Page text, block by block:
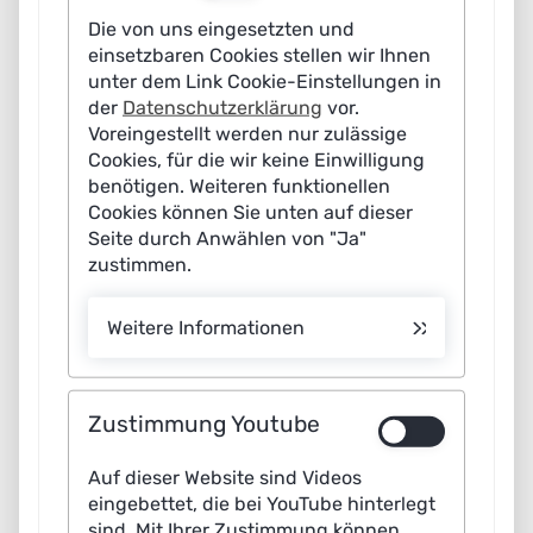
eine leistungsfähige digitale Infrastruktur, die
sicherstellt, dass KI-Algorithmen reibungslos integriert
und ausgeführt werden. Nicht zuletzt braucht es die
nötige KI-Kompetenz auf Seiten der Nutzerinnen und
Nutzer. Dabei geht es weniger um Fachkenntnisse in
den Bereichen Data Science, Machine Learning oder KI-
Engineering, sondern vielmehr um einen informierten,
fachgerechten und kritischen Umgang der
Arbeitsalltag. Nur so kann der Nutzen der Technologie
optimal entfaltet werden.
Neben solchen Voraussetzungen zeigen sich auch
typische Hürden, die den KI-Einsatz erschweren.
Besonders die Ausgestaltung und Einhaltung von
Datenschutzrichtlinien, welche die Nutzung und
Die von uns eingesetzten und
einsetzbaren Cookies stellen wir Ihnen
unter dem Link Cookie-Einstellungen in
der Datenschutzerklärung vor.
Voreingestellt werden nur zulässige
Cookies, für die wir keine Einwilligung
benötigen. Weiteren funktionellen
Cookies können Sie unten auf dieser
Seite durch Anwählen von "Ja"
zustimmen.
Weitere Informationen
Zustimmung Youtube
Auf dieser Website sind Videos
eingebettet, die bei YouTube hinterlegt